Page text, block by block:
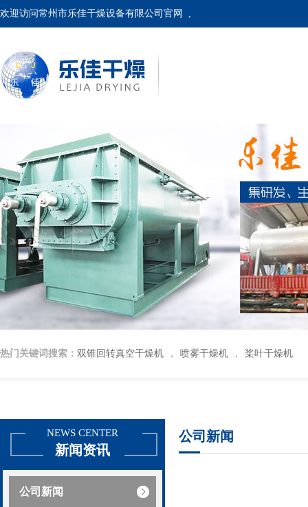
欢迎访问常州市乐佳干燥设备有限公司官网 ,
热门关键词搜索： 双锥回转真空干燥机 ， 喷雾干燥机 ， 桨叶干燥机
NEWS CENTER
新闻资讯
公司新闻
公司新闻